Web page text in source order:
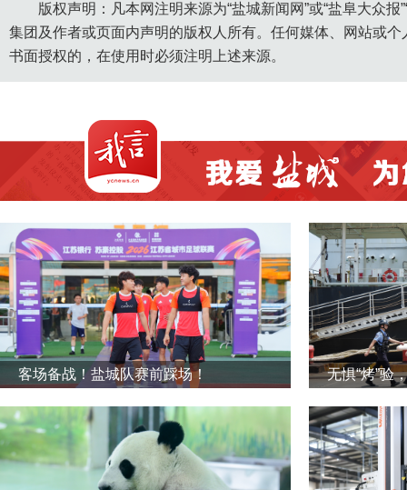
版权声明：凡本网注明来源为“盐城新闻网”或“盐阜大众
集团及作者或页面内声明的版权人所有。任何媒体、网站或
书面授权的，在使用时必须注明上述来源。
客场备战！盐城队赛前踩场！ 无惧“烤”验